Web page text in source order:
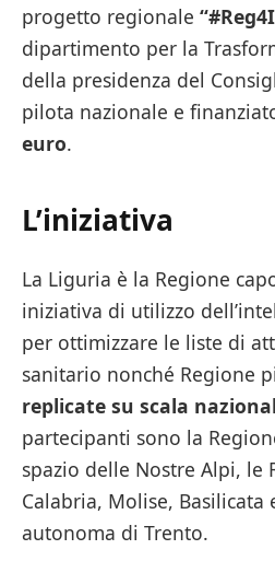
progetto regionale
dipartimento per la
della presidenza del
pilota nazionale e
euro.
L’iniziativa
La Liguria è la Regione
iniziativa di utilizzo
per ottimizzare le liste di
sanitario nonché Regione
replicate su scala
partecipanti sono la
spazio delle Nostre Alpi, le
Calabria, Molise, Basilicata
autonoma di Trento.